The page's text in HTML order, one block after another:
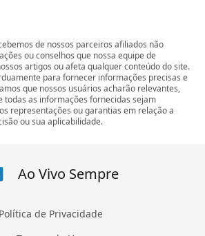
de nossos parceiros afiliados não
ou conselhos que nossa equipe de
artigos ou afeta qualquer conteúdo do site.
para fornecer informações precisas e
que nossos usuários acharão relevantes,
todas as informações fornecidas sejam
representações ou garantias em relação a
ou sua aplicabilidade.
Ao Vivo Sempre
Política de Privacidade